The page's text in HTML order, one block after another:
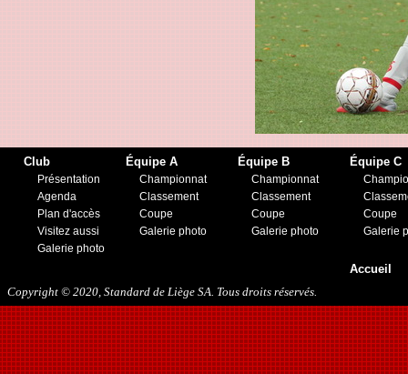
Club
Présentation
Agenda
Plan d'accès
Visitez aussi
Galerie photo
Équipe A
Championnat
Classement
Coupe
Galerie photo
Équipe B
Championnat
Classement
Coupe
Galerie photo
Équipe C
Coupe
Galerie
Accueil
Copyright © 2020, Standard de Liège SA. Tous droits réservés.